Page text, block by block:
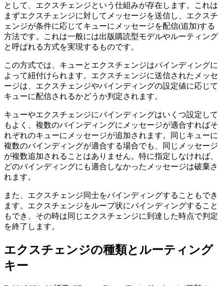
として、エクスチェンジという仕組みが存在します。これは
まずエクスチェンジに対してメッセージを送信し、エクスチ
ェンジが条件に応じてキューにメッセージを配信(追加)する
方法です。これは一般には出版購読型モデルやルーティング
と呼ばれる方式を実現するものです。
この方式では、キューとエクスチェンジはバインディングに
よって紐付けられます。エクスチェンジに送信されたメッセ
ージは、エクスチェンジやバインディングの設定値に応じて
キューに配信されるかどうか判定されます。
キューやエクスチェンジにバインディングはいくつ設定して
もよく、複数のバインディングにメッセージが適合すればそ
れぞれのキューにメッセージが追加されます。同じキューに
複数のバインディングが適合する場合でも、同じメッセージ
が複数追加されることはありません。特に指定しなければ、
どのバインディングにも適合しなかったメッセージは破棄さ
れます。
また、エクスチェンジ同士をバインディングすることもでき
ます。エクスチェンジをループ状にバインディングすること
もでき、その時は同じエクスチェンジに到達した時点で判定
を終了します。
エクスチェンジの種類とルーティング
キー